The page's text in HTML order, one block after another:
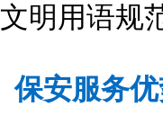
文明用语规
保安服务